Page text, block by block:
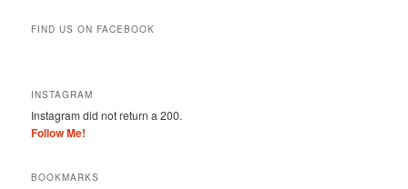
FIND US ON FACEBOOK
INSTAGRAM
Instagram did not return a 200.
Follow Me!
BOOKMARKS